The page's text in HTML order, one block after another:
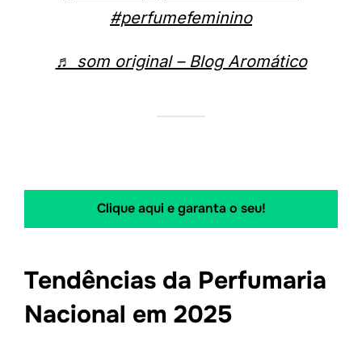
#perfumefeminino
♬ som original – Blog Aromático
Clique aqui e garanta o seu!
Tendências da Perfumaria
Nacional em 2025